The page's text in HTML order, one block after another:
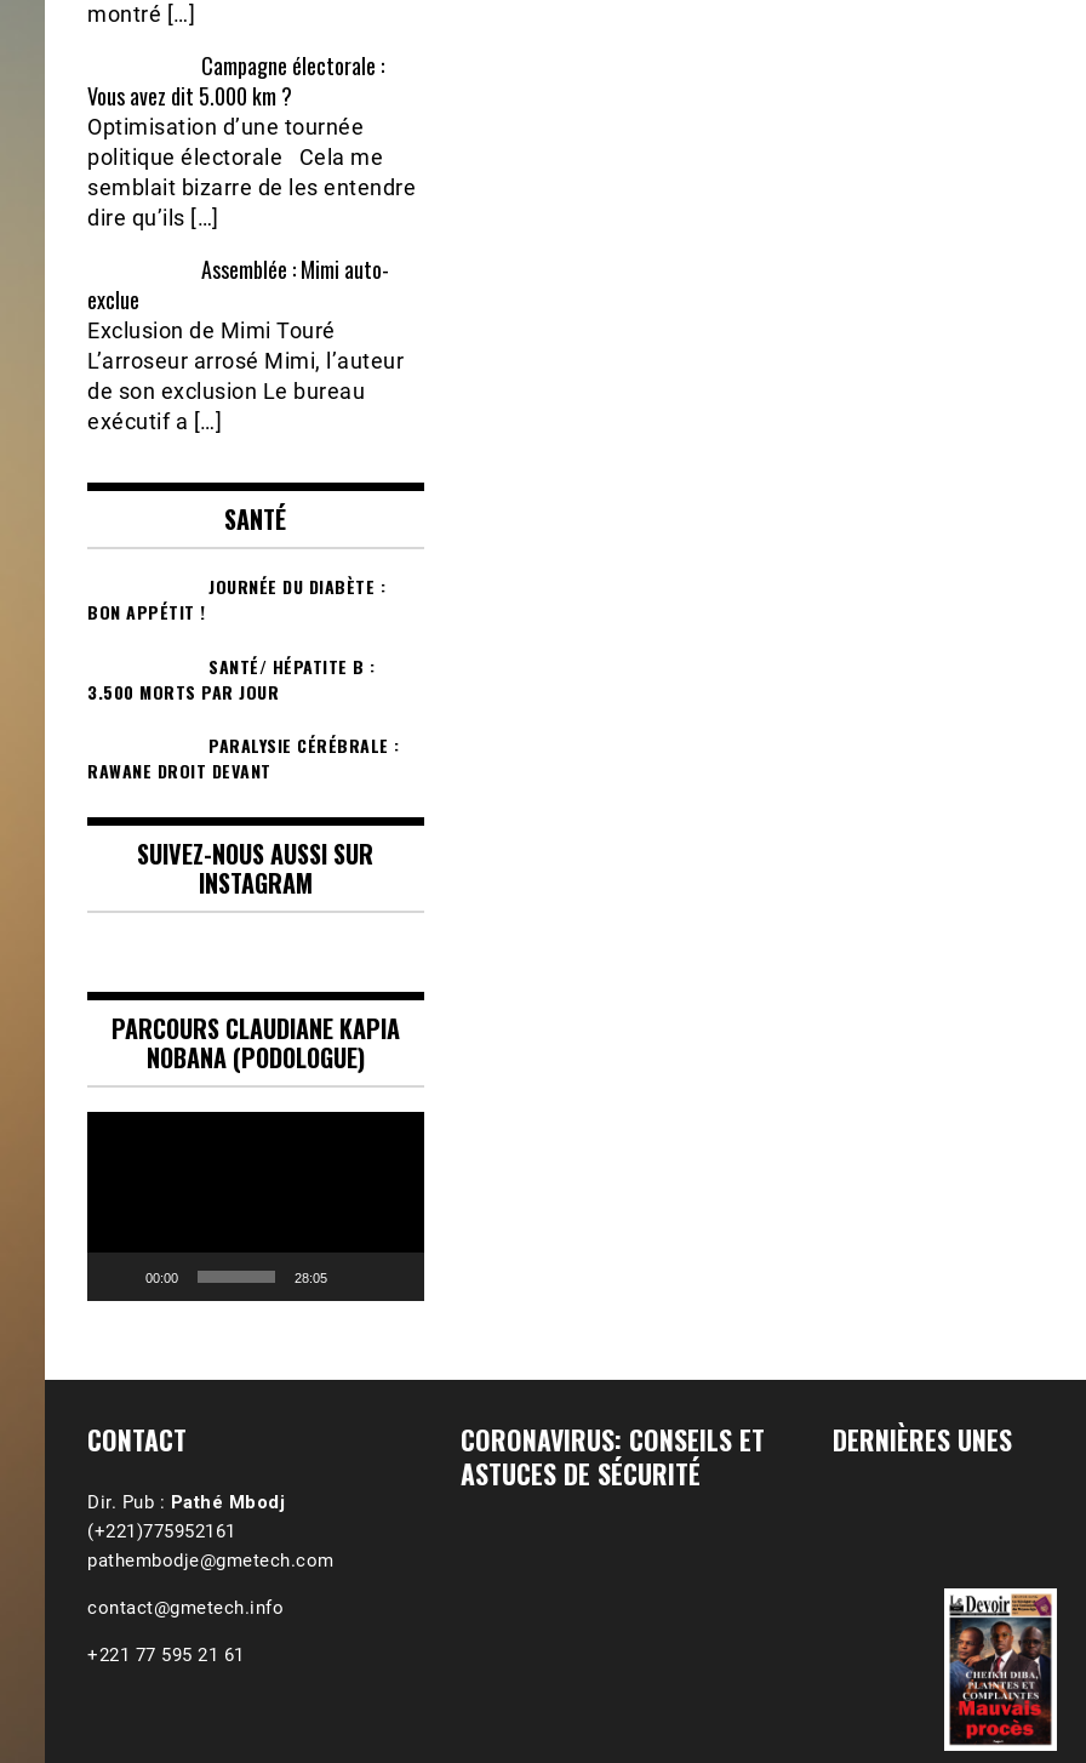
montré […]
Campagne électorale :
Vous avez dit 5.000 km ?
Optimisation d’une tournée
politique électorale Cela me
semblait bizarre de les entendre
dire qu’ils […]
Assemblée : Mimi auto-
exclue
Exclusion de Mimi Touré
L’arroseur arrosé Mimi, l’auteur
de son exclusion Le bureau
exécutif a […]
SANTÉ
JOURNÉE DU DIABÈTE :
BON APPÉTIT !
SANTÉ/ HÉPATITE B :
3.500 MORTS PAR JOUR
PARALYSIE CÉRÉBRALE :
RAWANE DROIT DEVANT
SUIVEZ-NOUS AUSSI SUR
INSTAGRAM
PARCOURS CLAUDIANE KAPIA
NOBANA (PODOLOGUE)
00:00 28:05
CONTACT
Dir. Pub : Pathé Mbodj
(+221)775952161
pathembodje@gmetech.com
contact@gmetech.info
+221 77 595 21 61
CORONAVIRUS: CONSEILS ET
ASTUCES DE SÉCURITÉ
DERNIÈRES UNES